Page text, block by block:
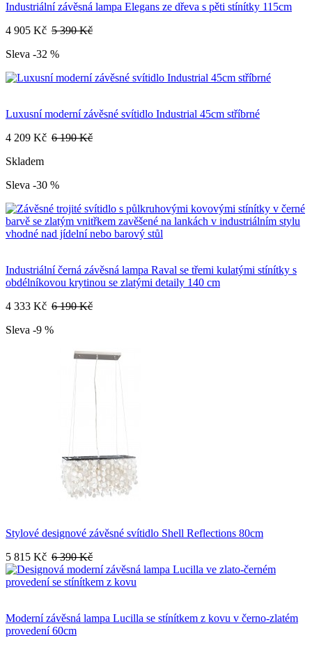
Industriální závěsná lampa Elegans ze dřeva s pěti stínítky 115cm
4 905 Kč 5 390 Kč
Sleva -32 %
Luxusní moderní závěsné svítidlo Industrial 45cm stříbrné
4 209 Kč 6 190 Kč
Skladem
Sleva -30 %
Industriální černá závěsná lampa Raval se třemi kulatými stínítky s
obdélníkovou krytinou se zlatými detaily 140 cm
4 333 Kč 6 190 Kč
Sleva -9 %
Stylové designové závěsné svítidlo Shell Reflections 80cm
5 815 Kč 6 390 Kč
Moderní závěsná lampa Lucilla se stínítkem z kovu v černo-zlatém
provedení 60cm